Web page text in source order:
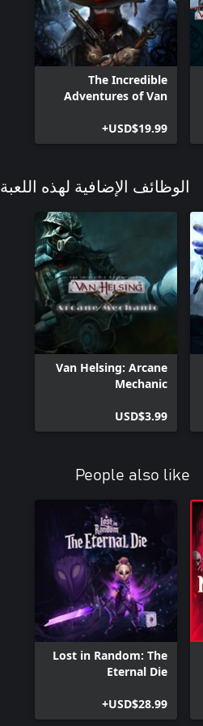
The Incredible
Adventures of Van
Edition
USD$19.99+
الوظائف الإضافية لهذه اللعبة
Van Helsing: Arcane
Mechanic
USD$3.99
People also like
Lost in Random: The
Eternal Die
USD$28.99+